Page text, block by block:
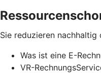
Sie reduzieren nachhaltig
Was ist eine E-
VR-